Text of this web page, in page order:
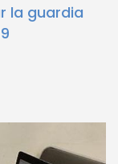
la guardia